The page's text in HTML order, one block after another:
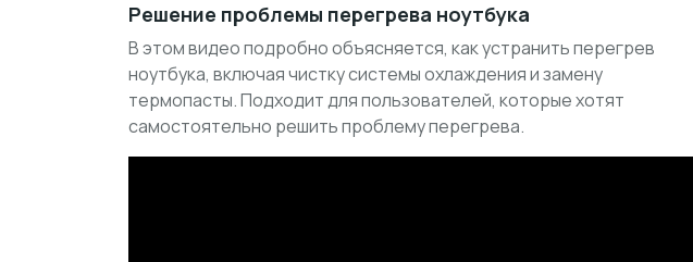
Решение проблемы перегрева ноутбука
В этом видео подробно объясняется, как устранить перегрев
ноутбука, включая чистку системы охлаждения и замену
термопасты. Подходит для пользователей, которые хотят
самостоятельно решить проблему перегрева.